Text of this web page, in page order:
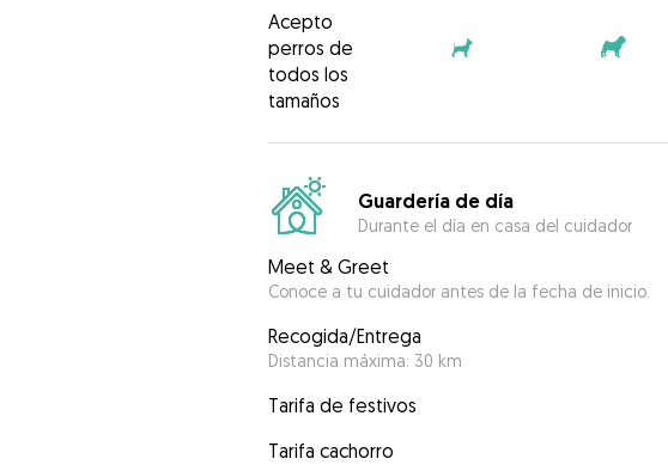
Acepto
perros de
todos los
tamaños
Guardería de día
Durante el día en casa del cuidador
Meet & Greet
Conoce a tu cuidador antes de la fecha de inicio.
Recogida/Entrega
Distancia máxima: 30 km
Tarifa de festivos
Tarifa cachorro